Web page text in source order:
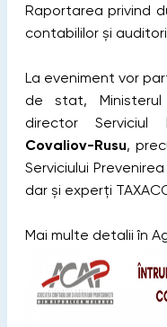
Raportarea privind
contabililor și
La eveniment vor
de stat, Ministerul
director
Covaliov-Rusu,
Serviciului
dar și experți
Mai multe detalii în